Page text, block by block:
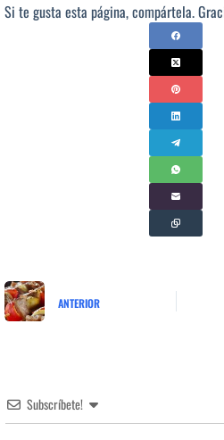
Si te gusta esta página, compártela.
ANTERIOR
Subscríbete!